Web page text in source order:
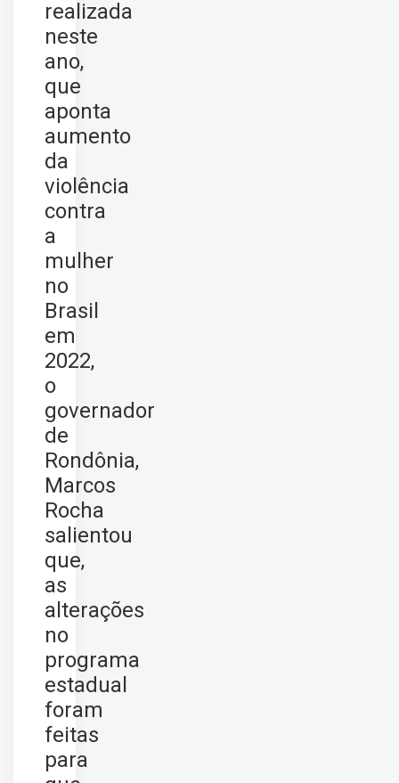
realizada
neste
ano,
que
aponta
aumento
da
violência
contra
a
mulher
no
Brasil
em
2022,
o
governador
de
Rondônia,
Marcos
Rocha
salientou
que,
as
alterações
no
programa
estadual
foram
feitas
para